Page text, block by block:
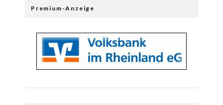
Premium-Anzeige